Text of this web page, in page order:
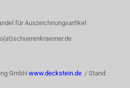
für Auszeichnungsartikel
GmbH www.deckstein.de / Stand: